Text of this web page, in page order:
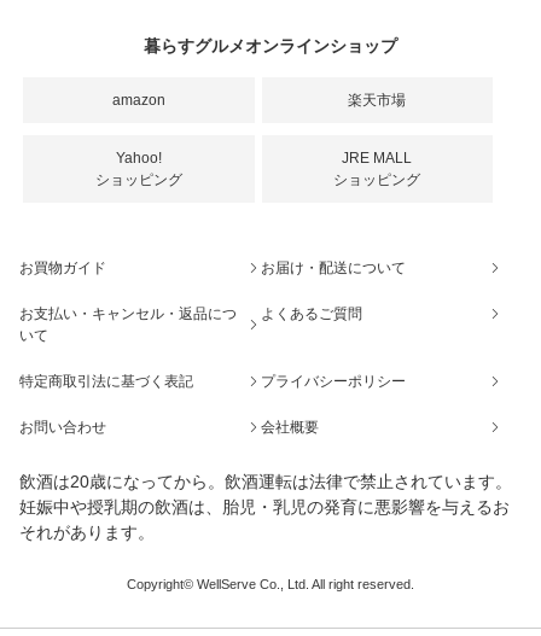
暮らすグルメオンラインショップ
amazon 楽天市場
Yahoo!
ショッピング
JRE MALL
ショッピング
お買物ガイド お届け・配送について
お支払い・キャンセル・返品につ
いて
よくあるご質問
特定商取引法に基づく表記 プライバシーポリシー
お問い合わせ 会社概要
飲酒は20歳になってから。飲酒運転は法律で禁止されています。
妊娠中や授乳期の飲酒は、胎児・乳児の発育に悪影響を与えるお
それがあります。
Copyright© WellServe Co., Ltd. All right reserved.